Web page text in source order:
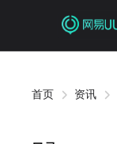
首页 资讯